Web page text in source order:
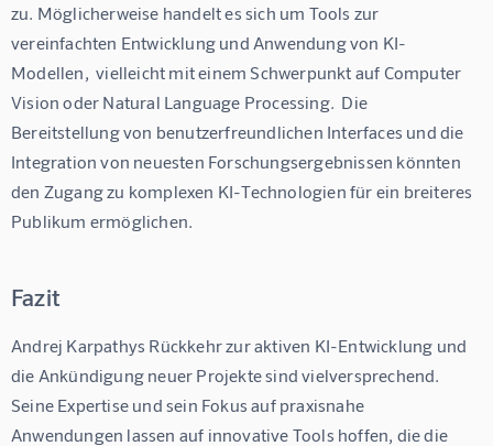
zu. Möglicherweise handelt es sich um Tools zur
vereinfachten Entwicklung und Anwendung von KI-
Modellen,  vielleicht mit einem Schwerpunkt auf Computer
Vision oder Natural Language Processing.  Die
Bereitstellung von benutzerfreundlichen Interfaces und die
Integration von neuesten Forschungsergebnissen könnten
den Zugang zu komplexen KI-Technologien für ein breiteres
Publikum ermöglichen.
Fazit
Andrej Karpathys Rückkehr zur aktiven KI-Entwicklung und
die Ankündigung neuer Projekte sind vielversprechend.
Seine Expertise und sein Fokus auf praxisnahe
Anwendungen lassen auf innovative Tools hoffen, die die